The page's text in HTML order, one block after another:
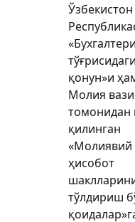
Ўзбекистон
қонун»и
Молия
томонидан
қилинган
«Молиявий
ҳисобот
тўлдириш